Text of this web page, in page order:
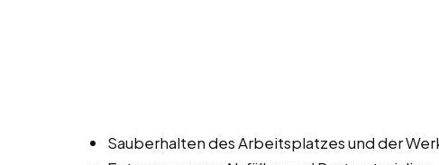
Sauberhalten des Arbeitsplatzes und der